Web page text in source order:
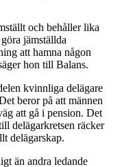
och behåller lika
jämställda
att hamna någon
hon till Balans.
kvinnliga delägare
beror på att männen
att gå i pension. Det
delägarkretsen räcker
delägarskap.
än andra ledande